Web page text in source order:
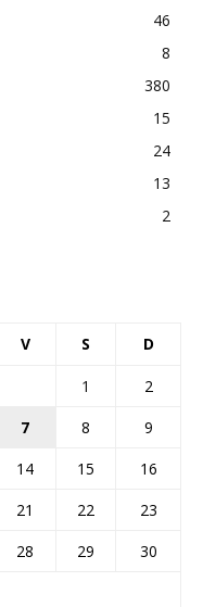
46
8
380
15
24
13
2
V S D
1
2
7 8
9
14 15
16
21 22
23
28 29
30